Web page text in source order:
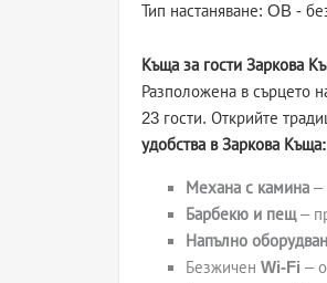
Тип настаняване: OB -
Къща за гости Заркова
Разположена в сърцето
23 гости. Открийте
удобства в Заркова Къща:
Механа с камина –
Барбекю и пещ–
Напълно
Безжичен Wi-Fi –